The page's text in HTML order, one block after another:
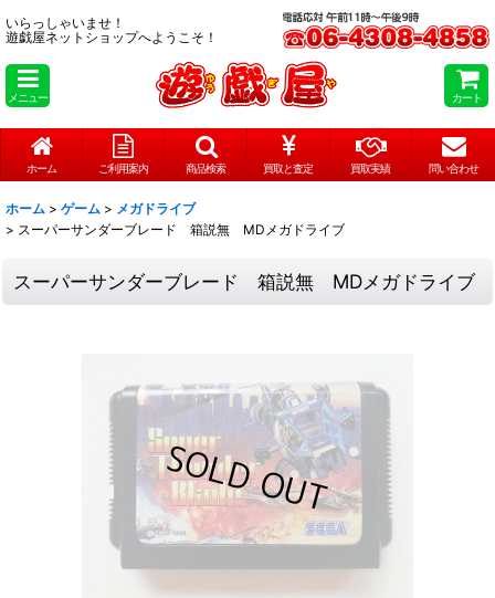
いらっしゃいませ！
遊戯屋ネットショップへようこそ！
メニュー カート
ホーム ご利用案内 商品検索 買取と査定 買取実績 問い合わせ
ホーム > ゲーム > メガドライブ
> スーパーサンダーブレード 箱説無 MDメガドライブ
スーパーサンダーブレード 箱説無 MDメガドライブ